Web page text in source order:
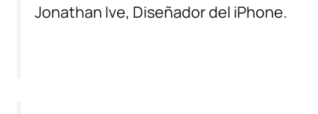
Jonathan Ive, Diseñador del iPhone.